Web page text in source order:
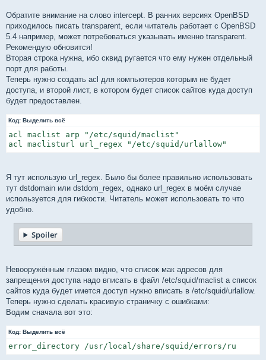
Обратите внимание на слово intercept. В ранних версиях OpenBSD
приходилось писать transparent, если читатель работает с OpenBSD
5.4 например, может потребоваться указывать именно transparent.
Рекомендую обновится!
Вторая строка нужна, ибо сквид ругается что ему нужен отдельный
порт для работы.
Теперь нужно создать acl для компьютеров которым не будет
доступа, и второй лист, в котором будет список сайтов куда доступ
будет предоставлен.
Код: Выделить всё
acl maclist arp "/etc/squid/maclist"
acl maclisturl url_regex "/etc/squid/urlallow"
Я тут использую url_regex. Было бы более правильно использовать
тут dstdomain или dstdom_regex, однако url_regex в моём случае
используется для гибкости. Читатель может использовать то что
удобно.
Spoiler
Невооружённым глазом видно, что список мак адресов для
запрещения доступа надо вписать в файл /etc/squid/maclist а список
сайтов куда будет имется доступ нужно вписать в /etc/squid/urlallow.
Теперь нужно сделать красивую страничку с ошибками:
Водим сначала вот это:
Код: Выделить всё
error_directory /usr/local/share/squid/errors/ru